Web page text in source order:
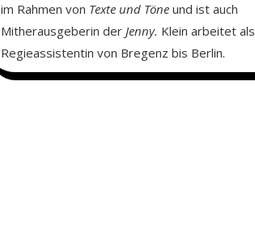
im Rahmen von Texte und Töne und ist auch
Mitherausgeberin der Jenny. Klein arbeitet als
Regieassistentin von Bregenz bis Berlin.